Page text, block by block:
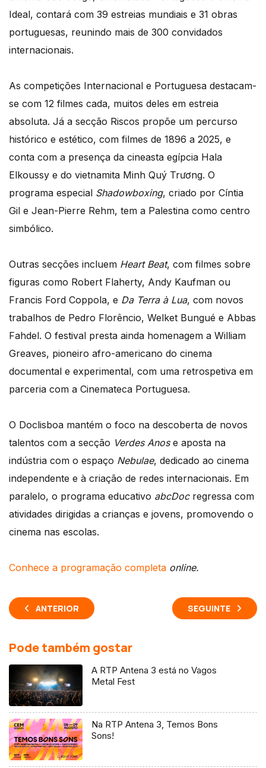
Ideal, contará com 39 estreias mundiais e 31 obras
portuguesas, reunindo mais de 300 convidados
internacionais.
As competições Internacional e Portuguesa destacam-
se com 12 filmes cada, muitos deles em estreia
absoluta. Já a secção Riscos propõe um percurso
histórico e estético, com filmes de 1896 a 2025, e
conta com a presença da cineasta egípcia Hala
Elkoussy e do vietnamita Minh Quý Trương. O
programa especial Shadowboxing, criado por Cíntia
Gil e Jean-Pierre Rehm, tem a Palestina como centro
simbólico.
Outras secções incluem Heart Beat, com filmes sobre
figuras como Robert Flaherty, Andy Kaufman ou
Francis Ford Coppola, e Da Terra à Lua, com novos
trabalhos de Pedro Florêncio, Welket Bungué e Abbas
Fahdel. O festival presta ainda homenagem a William
Greaves, pioneiro afro-americano do cinema
documental e experimental, com uma retrospetiva em
parceria com a Cinemateca Portuguesa.
O Doclisboa mantém o foco na descoberta de novos
talentos com a secção Verdes Anose aposta na
indústria com o espaço Nebulae, dedicado ao cinema
independente e à criação de redes internacionais. Em
paralelo, o programa educativo abcDocregressa com
atividades dirigidas a crianças e jovens, promovendo o
cinema nas escolas.
Conhece a programação completa online.
ANTERIOR SEGUINTE
Pode também gostar
A RTP Antena 3 está no Vagos
Metal Fest
Na RTP Antena 3, Temos Bons
Sons!